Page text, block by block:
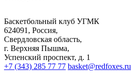
Баскетбольный клуб УГМК
624091, Россия,
Свердловская область,
г. Верхняя Пышма,
Успенский проспект, д. 1
+7 (343) 285 77 77 basket@redfoxes.ru